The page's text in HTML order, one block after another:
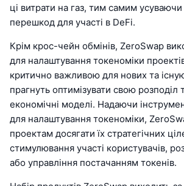
ці витрати на газ, тим самим
перешкод для участі в DeFi.
Крім крос-чейн обмінів, ZeroSwap
для налаштування токеноміки
критично важливою для нових та
прагнуть оптимізувати свою розподіл
економічні моделі. Надаючи
для налаштування токеноміки,
проектам досягати їх стратегічних
стимулювання участі користувачів,
або управління постачанням токенів.